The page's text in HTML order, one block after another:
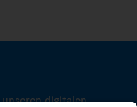
digitalen